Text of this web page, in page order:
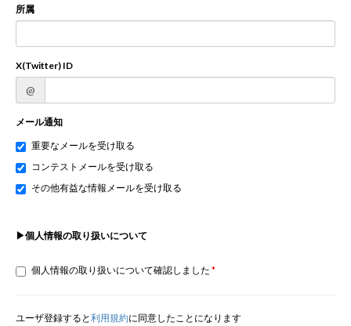
所属
X(Twitter) ID
@
メール通知
重要なメールを受け取る
コンテストメールを受け取る
その他有益な情報メールを受け取る
▶個人情報の取り扱いについて
個人情報の取り扱いについて確認しました
ユーザ登録すると利用規約に同意したことになります